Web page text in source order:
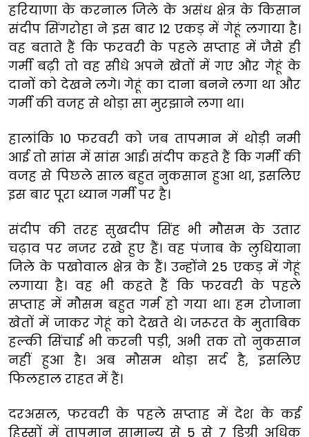
हरियाणा के करनाल जिले के असंध क्षेत्र के किसान
संदीप सिंगरोहा ने इस बार 12 एकड़ में गेहूं लगाया है।
वह बताते हैं कि फरवरी के पहले सप्ताह में जैसे ही
गर्मी बढ़ी तो वह सीधे अपने खेतों में गए और गेहूं के
दानों को देखने लगे। गेहूं का दाना बनने लगा था और
गर्मी की वजह से थोड़ा सा मुरझाने लगा था।
हालांकि 10 फरवरी को जब तापमान में थोड़ी नमी
आई तो सांस में सांस आई। संदीप कहते हैं कि गर्मी की
वजह से पिछले साल बहुत नुकसान हुआ था, इसलिए
इस बार पूरा ध्यान गर्मी पर है।
संदीप की तरह सुखदीप सिंह भी मौसम के उतार
चढ़ाव पर नजर रखे हुए हैं। वह पंजाब के लुधियाना
जिले के पखोवाल क्षेत्र के हैं। उन्होंने 25 एकड़ में गेहूं
लगाया है। वह भी कहते हैं कि फरवरी के पहले
सप्ताह में मौसम बहुत गर्म हो गया था। हम रोजाना
खेतों में जाकर गेहूं को देखते थे। जरूरत के मुताबिक
हल्की सिंचाई भी करनी पड़ी, अभी तक तो नुकसान
नहीं हुआ है। अब मौसम थोड़ा सर्द है, इसलिए
फिलहाल राहत में हैं।
दरअसल, फरवरी के पहले सप्ताह में देश के कई
हिस्सों में तापमान सामान्य से 5 से 7 डिग्री अधिक